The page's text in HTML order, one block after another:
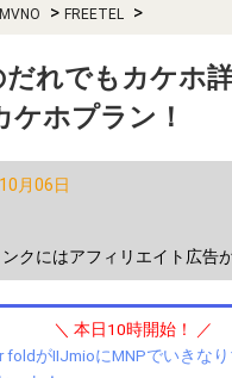
> FREETEL >
だれでもカケホ
ケホプラン！
月06日
クにはアフィリエイト広告
＼ 本日10時開始！ ／
foldがIIJmioにMNPでいきな